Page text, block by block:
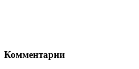
Комментарии